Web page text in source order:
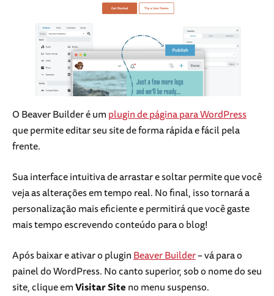
O Beaver Builder é umplugin de página para WordPress
que permite editar seu site de forma rápida e fácil pela
frente.
Sua interface intuitiva de arrastar e soltar permite que você
veja as alterações em tempo real. No final, isso tornará a
personalização mais eficiente e permitirá que você gaste
mais tempo escrevendo conteúdo para o blog!
Após baixar e ativar o pluginBeaver Builder– vá para o
painel do WordPress. No canto superior, sob o nome do seu
site, clique emVisitar Siteno menu suspenso.